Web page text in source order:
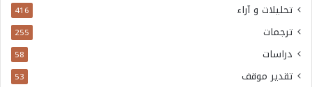
تحليلات و آراء 416
ترجمات 255
دراسات 58
تقدير موقف 53